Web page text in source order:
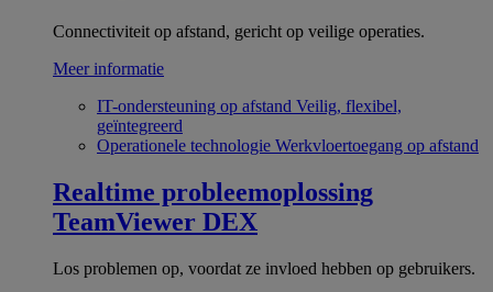
Connectiviteit op afstand, gericht op veilige operaties.
Meer informatie
IT-ondersteuning op afstand Veilig, flexibel,
geïntegreerd
Operationele technologie Werkvloertoegang op afstand
Realtime probleemoplossing
TeamViewer DEX
Los problemen op, voordat ze invloed hebben op gebruikers.